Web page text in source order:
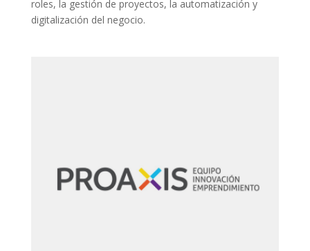
roles, la gestión de proyectos, la automatización y
digitalización del negocio.